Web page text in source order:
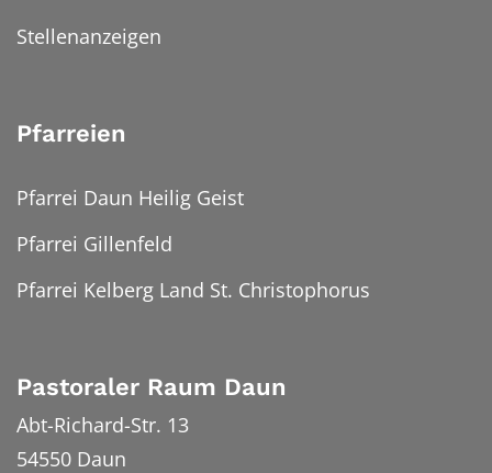
Stellenanzeigen
Pfarreien
Pfarrei Daun Heilig Geist
Pfarrei Gillenfeld
Pfarrei Kelberg Land St. Christophorus
Pastoraler Raum Daun
Abt-Richard-Str. 13
54550 Daun